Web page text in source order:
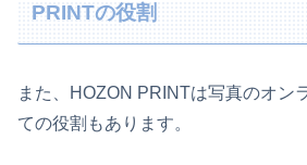
PRINTの役割
また、HOZON PRINTは写真のオン
ての役割もあります。